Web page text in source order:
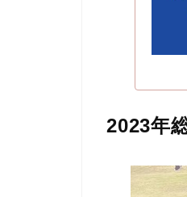
2023年